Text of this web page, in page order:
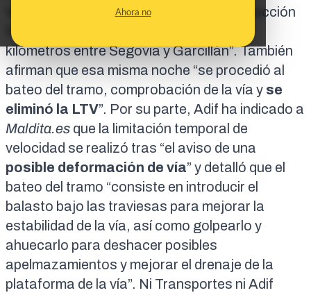
Ahora no
Velocidad Madrid-Valladolid” y que la reducción
fue “de 80 km/hora en un tramo de 18,2
kilómetros entre Segovia y Garcillán”. También
afirman que esa misma noche “se procedió al
bateo del tramo, comprobación de la vía y se
eliminó la LTV”. Por su parte, Adif ha indicado a
Maldita.es que la limitación temporal de
velocidad se realizó tras “el aviso de una
posible deformación de vía” y detalló que el
bateo del tramo “consiste en introducir el
balasto bajo las traviesas para mejorar la
estabilidad de la vía, así como golpearlo y
ahuecarlo para deshacer posibles
apelmazamientos y mejorar el drenaje de la
plataforma de la vía”. Ni Transportes ni Adif